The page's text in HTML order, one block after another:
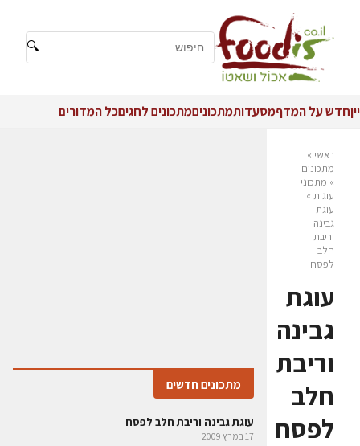
🔍
ייןחדש על המדףמסעדותמתכוניםמתכונים לחגיםכל המדורים
ראשי »
מתכונים
» מתכוני
עוגות »
עוגת
גבינה
וריבת
חלב
לפסח
עוגת
גבינה
וריבת
חלב
לפסח
מתכונים חדשים
עוגת גבינה וריבת חלב לפסח
17 במרץ 2009